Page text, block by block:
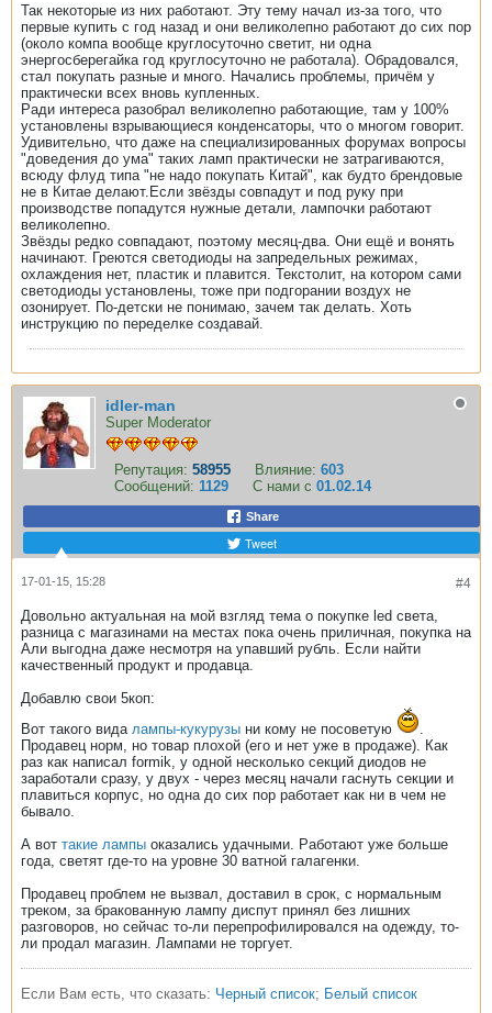
Так некоторые из них работают. Эту тему начал из-за того, что
первые купить с год назад и они великолепно работают до сих пор
(около компа вообще круглосуточно светит, ни одна
энергосберегайка год круглосуточно не работала). Обрадовался,
стал покупать разные и много. Начались проблемы, причём у
практически всех вновь купленных.
Ради интереса разобрал великолепно работающие, там у 100%
установлены взрывающиеся конденсаторы, что о многом говорит.
Удивительно, что даже на специализированных форумах вопросы
"доведения до ума" таких ламп практически не затрагиваются,
всюду флуд типа "не надо покупать Китай", как будто брендовые
не в Китае делают.Если звёзды совпадут и под руку при
производстве попадутся нужные детали, лампочки работают
великолепно.
Звёзды редко совпадают, поэтому месяц-два. Они ещё и вонять
начинают. Греются светодиоды на запредельных режимах,
охлаждения нет, пластик и плавится. Текстолит, на котором сами
светодиоды установлены, тоже при подгорании воздух не
озонирует. По-детски не понимаю, зачем так делать. Хоть
инструкцию по переделке создавай.
idler-man
Super Moderator
Репутация: 58955 Влияние: 603
Сообщений: 1129 С нами с 01.02.14
Share
Tweet
#4
17-01-15, 15:28
Довольно актуальная на мой взгляд тема о покупке led света,
разница с магазинами на местах пока очень приличная, покупка на
Али выгодна даже несмотря на упавший рубль. Если найти
качественный продукт и продавца.
Добавлю свои 5коп:
Вот такого вида лампы-кукурузы ни кому не посоветую
Продавец норм, но товар плохой (его и нет уже в продаже). Как
раз как написал formik, у одной несколько секций диодов не
заработали сразу, у двух - через месяц начали гаснуть секции и
плавиться корпус, но одна до сих пор работает как ни в чем не
бывало.
А вот такие лампы оказались удачными. Работают уже больше
года, светят где-то на уровне 30 ватной галагенки.
Продавец проблем не вызвал, доставил в срок, с нормальным
треком, за бракованную лампу диспут принял без лишних
разговоров, но сейчас то-ли перепрофилировался на одежду, то-
ли продал магазин. Лампами не торгует.
Если Вам есть, что сказать: Черный список; Белый список